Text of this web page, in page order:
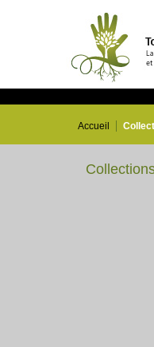
Accueil